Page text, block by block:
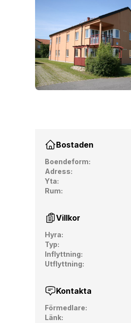
Bostaden
Boendeform:
Adress:
Yta:
Rum:
Villkor
Hyra:
Typ:
Inflyttning:
Utflyttning:
Kontakta
Förmedlare:
Länk: